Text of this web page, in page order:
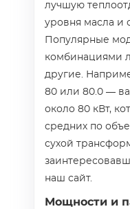
лучшую
уровня масла и
Популярные
комбинациями
другие.
80 или 80.0 —
около 80 кВт,
средних по
сухой
наш сайт.
Мощности и